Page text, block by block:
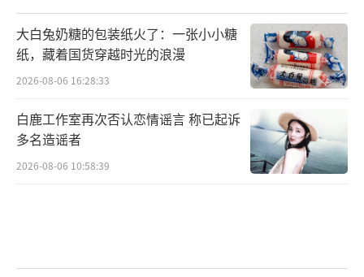
大白兔奶糖的包装纸火了：一张小小糖
纸，藏着国货穿越时光的浪漫
2026-08-06 16:28:33
白鹿工作室再次否认恋情谣言 称已起诉
多名造谣者
2026-08-06 10:58:39